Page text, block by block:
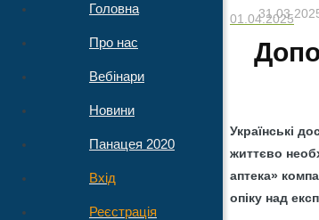
Головна
Про нас
Вебінари
Новини
Панацея 2020
Вхід
Реєстрація
01.04.2025
Українські
життєво
аптека»
опіку над